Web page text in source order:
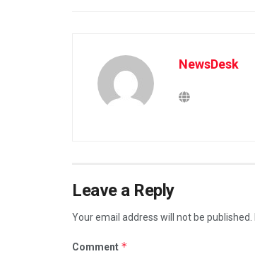
NewsDesk
Leave a Reply
Your email address will not be published.
Comment *